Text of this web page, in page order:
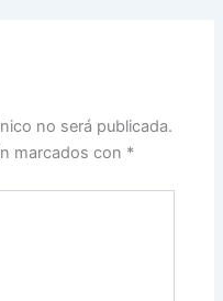
no será publicada.
marcados con *